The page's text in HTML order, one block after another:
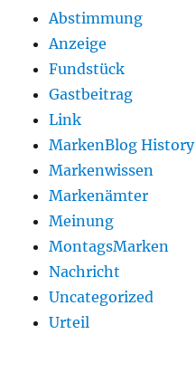
Abstimmung
Anzeige
Fundstück
Gastbeitrag
Link
MarkenBlog History
Markenwissen
Markenämter
Meinung
MontagsMarken
Nachricht
Uncategorized
Urteil